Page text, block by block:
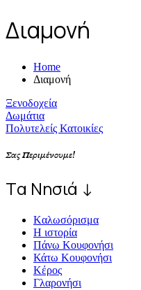
Διαμονή
Home
Διαμονή
Ξενοδοχεία
Δωμάτια
Πολυτελείς Κατοικίες
Σας Περιμένουμε!
Tα Νησιά ↓
Kαλωσόρισμα
Η ιστορία
Πάνω Κουφονήσι
Κάτω Κουφονήσι
Κέρος
Γλαρονήσι